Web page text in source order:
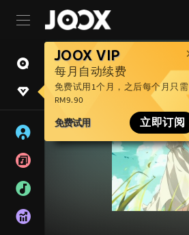
JOOX VIP
每月自动续费
免费试用1个月，之后每个月只需
RM9.90
免费试用 立即订阅